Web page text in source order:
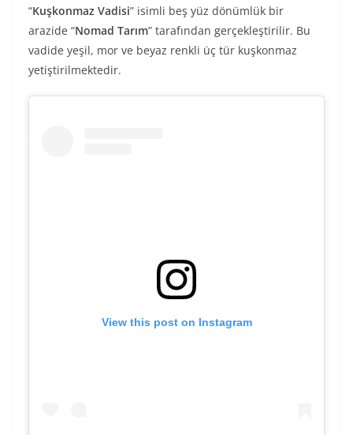
“Kuşkonmaz Vadisi” isimli beş yüz dönümlük bir
arazide “Nomad Tarım” tarafından gerçekleştirilir. Bu
vadide yeşil, mor ve beyaz renkli üç tür kuşkonmaz
yetiştirilmektedir.
View this post on Instagram